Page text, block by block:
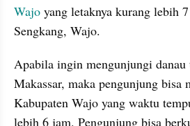
Wajo yang letaknya kurang lebih
Sengkang, Wajo.
Apabila ingin mengunjungi danau
Makassar, maka pengunjung bisa
Kabupaten Wajo yang waktu
lebih 6 jam. Pengunjung bisa